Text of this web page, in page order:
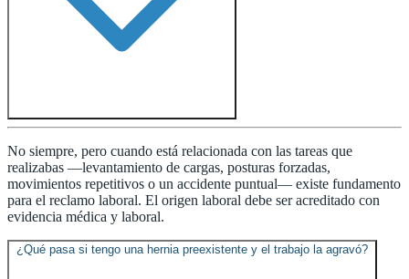
No siempre, pero cuando está relacionada con las tareas que
realizabas —levantamiento de cargas, posturas forzadas,
movimientos repetitivos o un accidente puntual— existe fundamento
para el reclamo laboral. El origen laboral debe ser acreditado con
evidencia médica y laboral.